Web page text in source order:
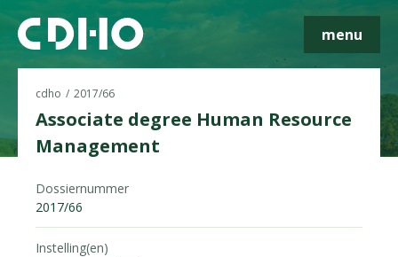
menu
cdho 2017/66
Associate degree Human Resource
Management
Dossiernummer
2017/66
Instelling(en)